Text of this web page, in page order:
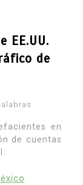
EE.UU.
de
en
de cuentas